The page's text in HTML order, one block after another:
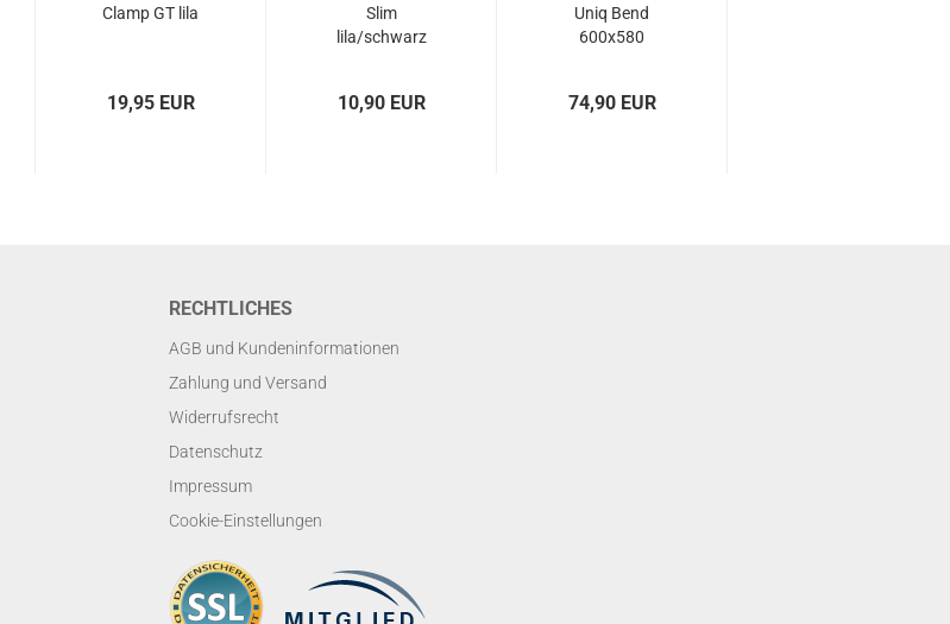
Clamp GT lila
19,95 EUR
Slim
lila/schwarz
10,90 EUR
Uniq Bend
600x580
74,90 EUR
RECHTLICHES
AGB und Kundeninformationen
Zahlung und Versand
Widerrufsrecht
Datenschutz
Impressum
Cookie-Einstellungen